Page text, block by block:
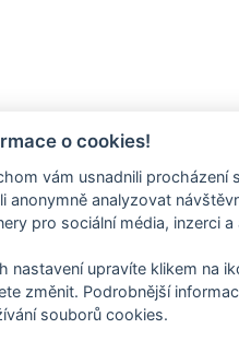
rozhlas
poruchy a výpadky
o aplikaci
o cookies!
vám usnadnili procházení
anonymně analyzovat
pro sociální média, inzerci a
nastavení upravíte klikem na
změnit. Podrobnější
souborů cookies.